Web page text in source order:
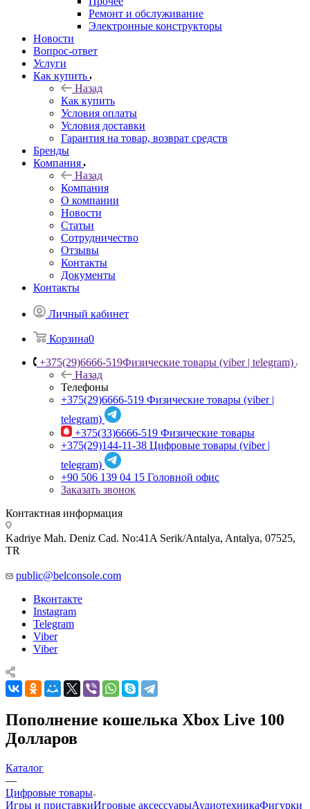
Ремонт и обслуживание
Электронные конструкторы
Новости
Вопрос-ответ
Услуги
Как купить
Назад
Как купить
Условия оплаты
Условия доставки
Гарантия на товар, возврат средств
Бренды
Компания
Назад
Компания
О компании
Новости
Статьи
Сотрудничество
Отзывы
Контакты
Документы
Контакты
Личный кабинет
Корзина0
+375(29)6666-519Физические товары (viber | telegram)
Назад
Телефоны
+375(29)6666-519 Физические товары (viber |
telegram)
+375(33)6666-519 Физические товары
+375(29)144-11-38 Цифровые товары (viber |
telegram)
+90 506 139 04 15 Головной офис
Заказать звонок
Контактная информация
Kadriye Mah. Deniz Cad. No:41A Serik/Antalya, Antalya, 07525,
TR
public@belconsole.com
Вконтакте
Instagram
Telegram
Viber
Viber
Пополнение кошелька Xbox Live 100
Долларов
Каталог
—
Цифровые товары
Игры и приставкиИгровые аксессуарыАудиотехникаФигурки